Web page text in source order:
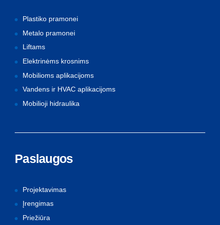
Plastiko pramonei
Metalo pramonei
Liftams
Elektrinėms krosnims
Mobilioms aplikacijoms
Vandens ir HVAC aplikacijoms
Mobilioji hidraulika
Paslaugos
Projektavimas
Įrengimas
Priežiūra